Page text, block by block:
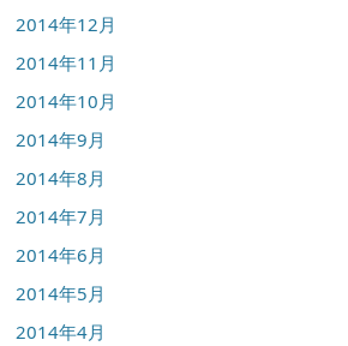
2014年12月
2014年11月
2014年10月
2014年9月
2014年8月
2014年7月
2014年6月
2014年5月
2014年4月